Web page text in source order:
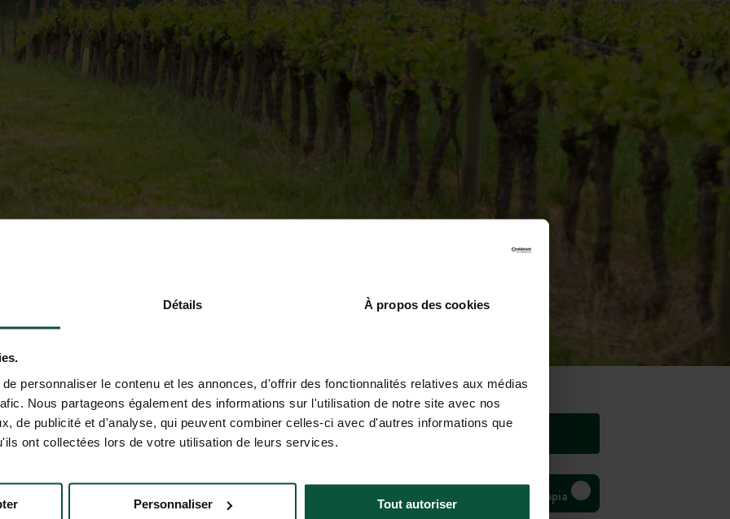
Détails À propos des cookies
personnaliser le contenu et les annonces, d'offrir des fonctionnalités relatives aux médias
Nous partageons également des informations sur l'utilisation de notre site avec nos
de publicité et d'analyse, qui peuvent combiner celles-ci avec d'autres informations que
ont collectées lors de votre utilisation de leurs services.
Personnaliser Tout autoriser
Galerie
Bivouac Huttopia